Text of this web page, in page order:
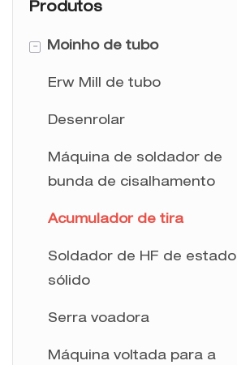
Produtos
- Moinho de tubo
Erw Mill de tubo
Desenrolar
Máquina de soldador de
bunda de cisalhamento
Acumulador de tira
Soldador de HF de estado
sólido
Serra voadora
Máquina voltada para a